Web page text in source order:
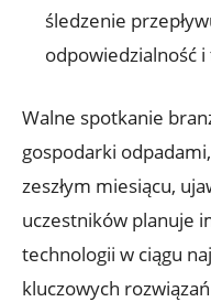
śledzenie
odpowiedzialność
Walne spotkanie
gospodarki
zeszłym miesiącu,
uczestników planuje
technologii w ciągu
kluczowych